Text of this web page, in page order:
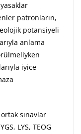
patronların,
potansiyeli
anlama
iyice
sınavlar
LYS, TEOG